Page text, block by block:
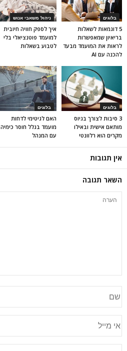
ניהול משאבי אנוש
איך לספק חוויה חיובית
למועמד פוטנציאלי בלי
לטבוע בשאלות
בלוגים
5 דוגמאות לשאלות
בריאיון שמאפשרות
לראות את המועמד מבעד
להכנה עם AI
בלוגים
האם לגיטימי לדחות
מועמד בגלל חוסר כימיה
עם המנהל
בלוגים
3 סיבות לצורך בגיוס
מותאם אישית ובאילו
מקרים הוא רלוונטי
אין תגובות
השאר תגובה